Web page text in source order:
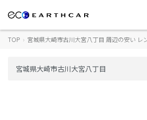
TOP › 宮城県大崎市古川大宮八丁目 周辺の安い レ